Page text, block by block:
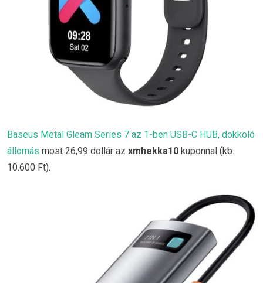
Baseus Metal Gleam Series 7 az 1-ben USB-C HUB, dokkoló
állomás most 26,99 dollár az xmhekka10 kuponnal (kb.
10.600 Ft).